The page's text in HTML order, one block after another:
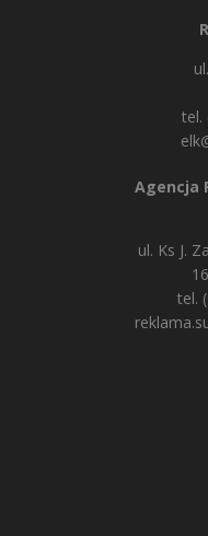
tel.
Agencja
ul. Ks J.
tel.